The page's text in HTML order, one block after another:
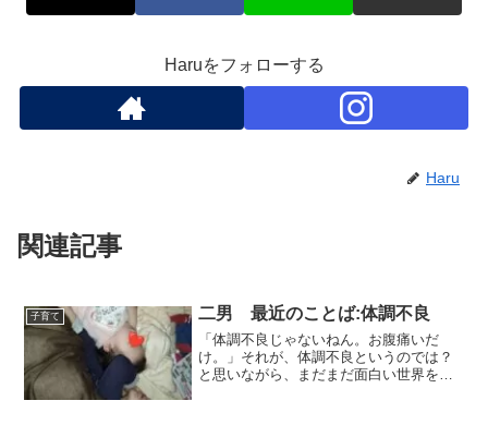
Haruをフォローする
Haru
関連記事
子育て 二男 最近のことば:体調不良
「体調不良じゃないねん。お腹痛いだ
け。」それが、体調不良というのでは？
と思いながら、まだまだ面白い世界を漂